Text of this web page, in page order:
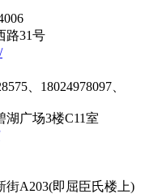
路31号
、18024978097、
广场3楼C11室
街A203(即屈臣氏楼上)